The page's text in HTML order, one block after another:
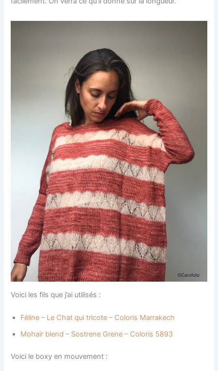
Voici les fils que j’ai utilisés :
Féline – Le Chat qui tricote – Coloris Marrakech
Mohair blend – Sostrene Grene – Coloris 5893
Voici le boxy en mouvement :